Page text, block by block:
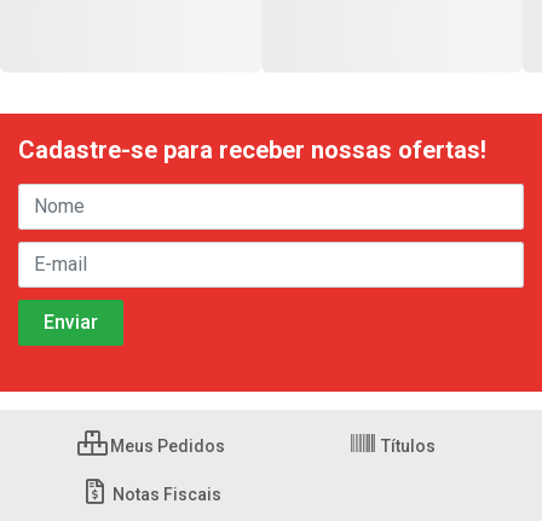
Cadastre-se para receber nossas ofertas!
Meus Pedidos Títulos
Notas Fiscais